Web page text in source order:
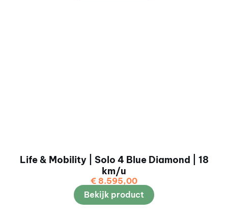
Life & Mobility | Solo 4 Blue Diamond | 18
km/u
€ 8.595,00
Bekijk product